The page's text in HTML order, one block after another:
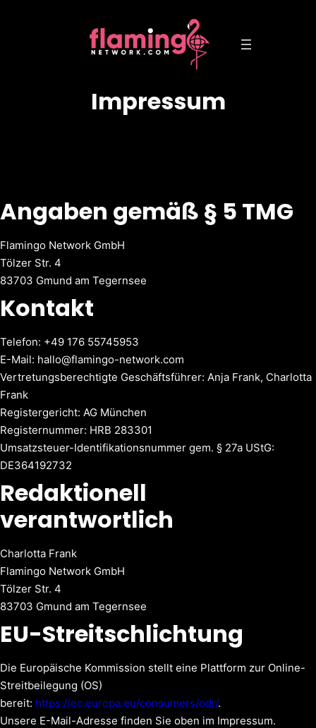
Impressum
Angaben gemäß § 5 TMG
Flamingo Network GmbH
Tölzer Str. 4
83703 Gmund am Tegernsee
Kontakt
Telefon: +49 176 55745953
E-Mail: hallo@flamingo-network.com
Vertretungsberechtigte Geschäftsführer: Anja Frank, Charlotta
Frank
Registergericht: AG München
Registernummer: HRB 283301
Umsatzsteuer-Identifikationsnummer gem. § 27a UStG:
DE364192732
Redaktionell
verantwortlich
Charlotta Frank
Flamingo Network GmbH
Tölzer Str. 4
83703 Gmund am Tegernsee
EU-Streitschlichtung
Die Europäische Kommission stellt eine Plattform zur Online-
Streitbeilegung (OS)
bereit: https://ec.europa.eu/consumers/odr/.
Unsere E-Mail-Adresse finden Sie oben im Impressum.